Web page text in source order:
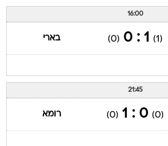
16:00
(1)
1 : 0
(0) בארי
21:45
(0)
0 : 1
(0) רומא